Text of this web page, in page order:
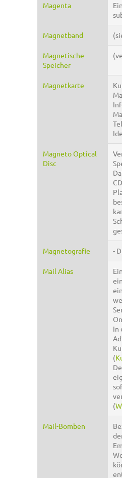
Magenta
Magnetband
Magnetische
Speicher
Magnetkarte
Magneto Optical
Disc
Magnetografie -
Mail Alias
In
(
(
Mail-Bomben